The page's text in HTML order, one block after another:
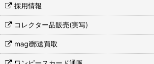
採用情報
コレクター品販売(実写)
magi郵送買取